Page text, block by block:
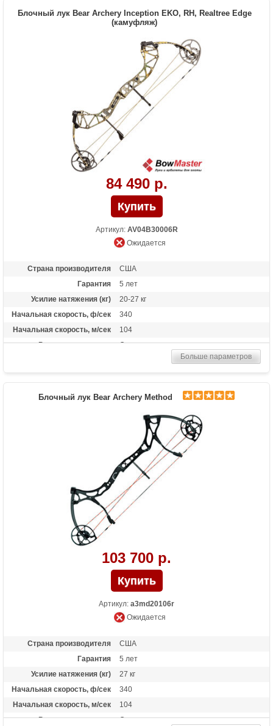
30 дюймов
Охота, развлечение
Блочный лук Bear Archery Inception EKO, RH, Realtree Edge
(камуфляж)
84 490 р.
Артикул: AV04B30006R
Ожидается
Страна производителя
США
Гарантия
5 лет
Усилие натяжения (кг)
20-27 кг
Начальная скорость, ф/сек
340
Начальная скорость, м/сек
104
Рекомендуется для
Опытных
Длина растяжки
от 25.5 до 30 дюймов
Охота, развлечение
Больше параметров
Блочный лук Bear Archery Method
103 700 р.
Артикул: a3md20106r
Ожидается
Страна производителя
США
Гарантия
5 лет
Усилие натяжения (кг)
27 кг
Начальная скорость, ф/сек
340
Начальная скорость, м/сек
104
Рекомендуется для
Опытных